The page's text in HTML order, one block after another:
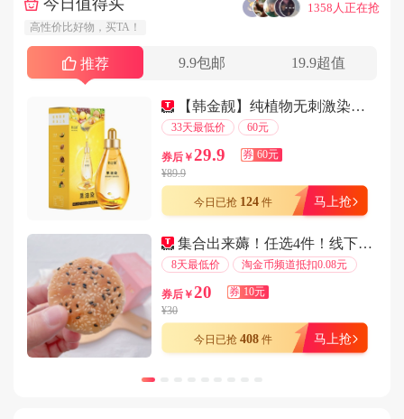
用户131****6777在2分钟前下单成功
用户185****7279在8分钟前下单成功
用户156****2441在8分钟前下单成功
用户181****1569在8分钟前下单成功
用户132****7713在8分钟前下单成功
用户186****1968在4分钟前下单成功
用户180****6214在4分钟前下单成功
用户187****4995在7分钟前下单成功
用户187****9529在6分钟前下单成功
用户182****8323在8分钟前下单成功
用户181****6233在1分钟前下单成功
用户132****9471在1分钟前下单成功
用户176****8345在9分钟前下单成功
用户133****8059在4分钟前下单成功
用户135****4620在4分钟前下单成功
高性价比好物，买TA！
··· 1358人正在抢
推荐 9.9包邮 19.9超值
【韩金靓】纯植物无刺激染发剂180ml
33天最低价 60元
券后￥29.9 券 60元
¥89.9
今日已抢 124件 马上抢
集合出来薅！任选4件！线下门店同款板栗饼
8天最低价 淘金币频道抵扣0.08元
券后￥20 券 10元
¥30
今日已抢 408件 马上抢